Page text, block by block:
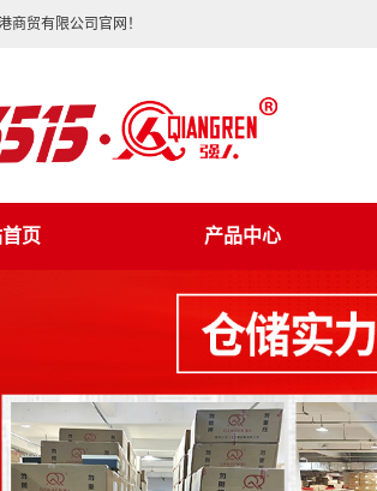
商贸有限公司官网！
页 产品中心